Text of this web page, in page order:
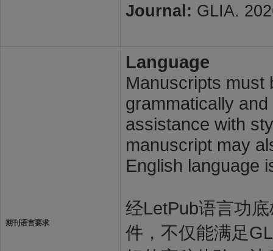
Journal: GLIA.
期刊语言要求
Language
Manuscripts must
grammatically
assistance with
manuscript may
English language
经LetPub语言功
件，不仅能满足